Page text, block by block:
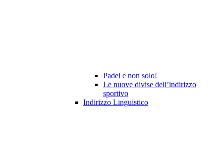
Padel e non solo!
Le nuove divise dell’indirizzo
sportivo
Indirizzo Linguistico